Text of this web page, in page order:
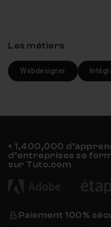
Les métiers
Webdesigner
+ 1,400,000
d’entreprises se
sur Tuto.com
Paiement 100%